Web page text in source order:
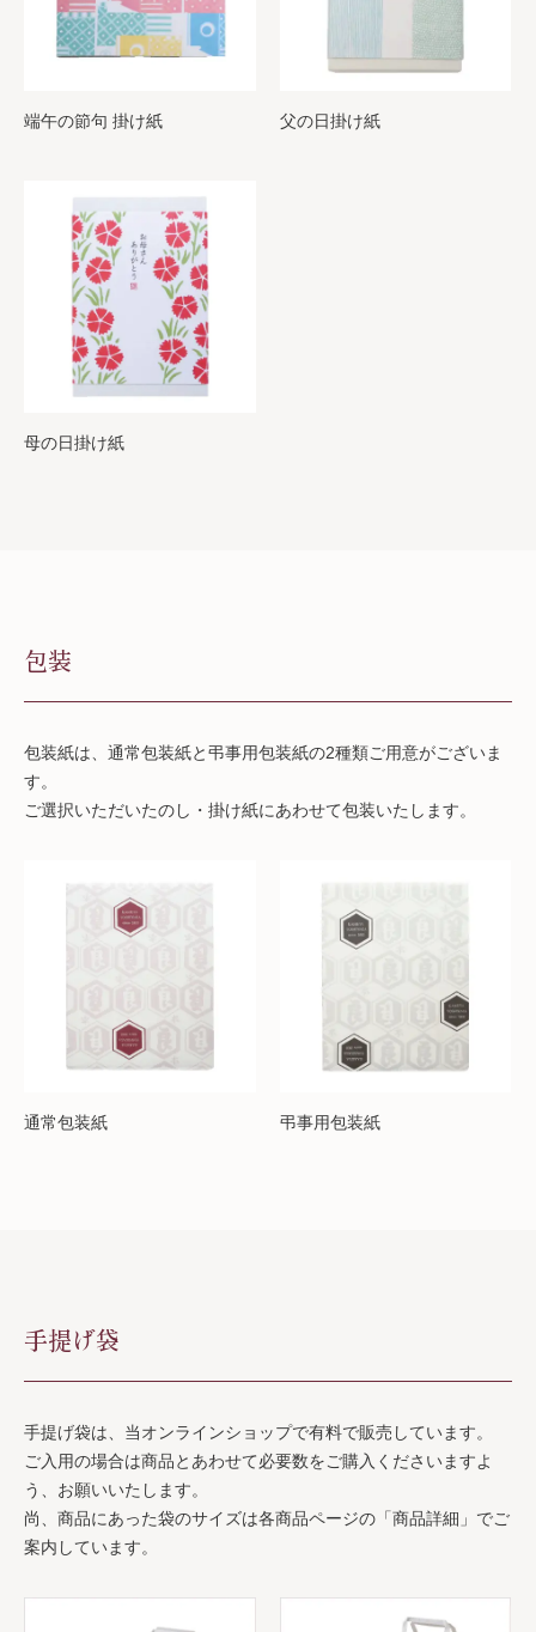
端午の節句 掛け紙 父の日掛け紙
母の日掛け紙
包装
包装紙は、通常包装紙と弔事用包装紙の2種類ご用意がございま
す。
ご選択いただいたのし・掛け紙にあわせて包装いたします。
通常包装紙 弔事用包装紙
手提げ袋
手提げ袋は、当オンラインショップで有料で販売しています。
ご入用の場合は商品とあわせて必要数をご購入くださいますよ
う、お願いいたします。
尚、商品にあった袋のサイズは各商品ページの「商品詳細」でご
案内しています。